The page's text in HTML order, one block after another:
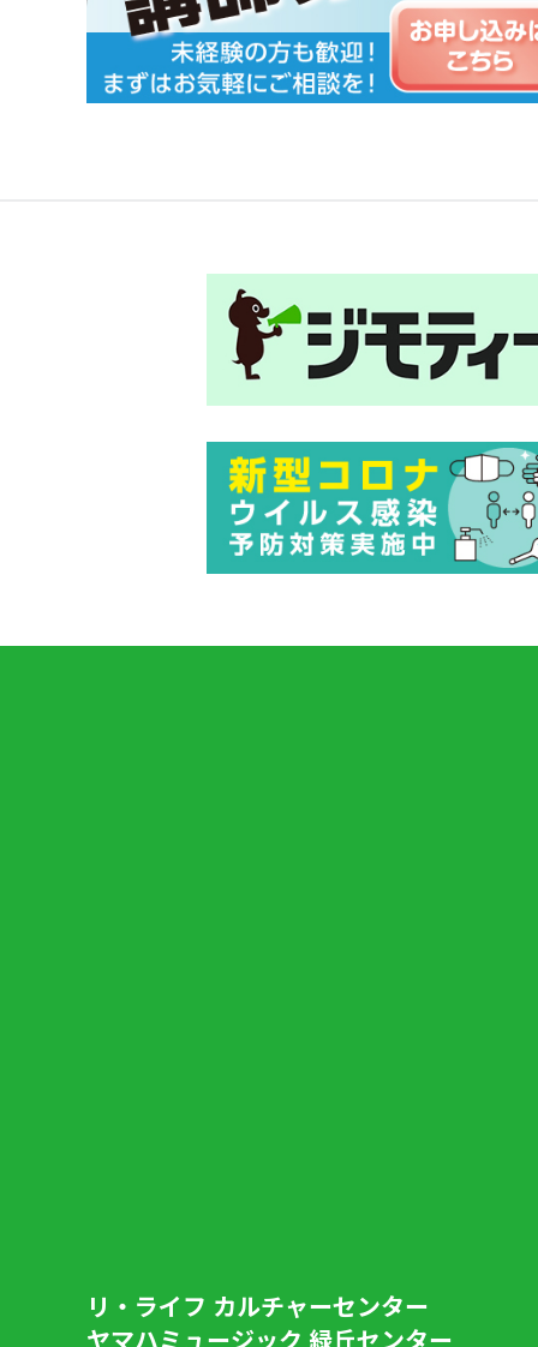
リ・ライフ カルチャーセンター
ヤマハミュージック 緑丘センター